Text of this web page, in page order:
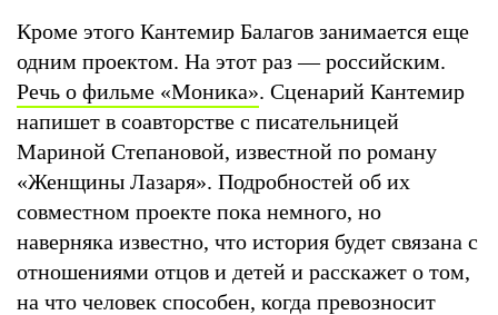
Кроме этого Кантемир Балагов занимается еще
одним проектом. На этот раз — российским.
Речь о фильме «Моника». Сценарий Кантемир
напишет в соавторстве с писательницей
Мариной Степановой, известной по роману
«Женщины Лазаря». Подробностей об их
совместном проекте пока немного, но
наверняка известно, что история будет связана с
отношениями отцов и детей и расскажет о том,
на что человек способен, когда превозносит